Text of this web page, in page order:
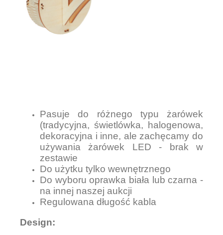
Pasuje do różnego typu żarówek
(tradycyjna, świetlówka, halogenowa,
dekoracyjna i inne, ale zachęcamy do
używania żarówek LED - brak w
zestawie
Do użytku tylko wewnętrznego
Do wyboru oprawka biała lub czarna -
na innej naszej aukcji
Regulowana długość kabla
Design: